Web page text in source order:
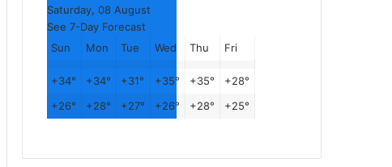
Saturday, 08 August
See 7-Day Forecast
Sun
Mon Tue Wed Thu Fri
+34° +34° +31° +35° +35° +28°
+26° +28° +27° +26° +28° +25°